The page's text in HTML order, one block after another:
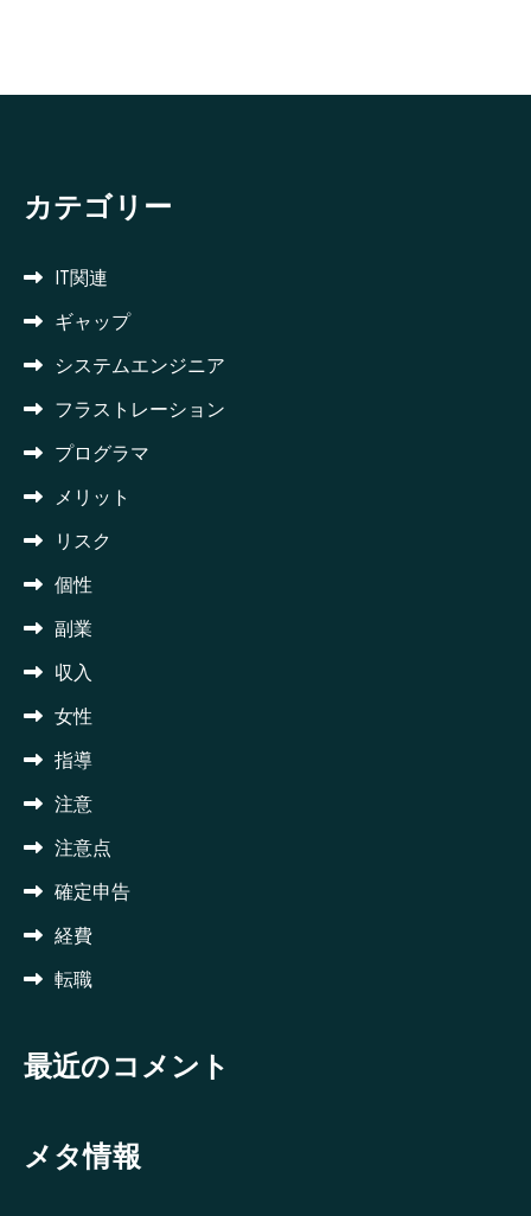
カテゴリー
IT関連
ギャップ
システムエンジニア
フラストレーション
プログラマ
メリット
リスク
個性
副業
収入
女性
指導
注意
注意点
確定申告
経費
転職
最近のコメント
メタ情報